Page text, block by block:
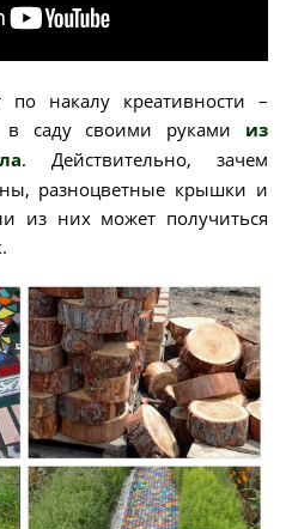
накалу креативности –
в саду своими руками из
. Действительно, зачем
разноцветные крышки и
из них может получиться